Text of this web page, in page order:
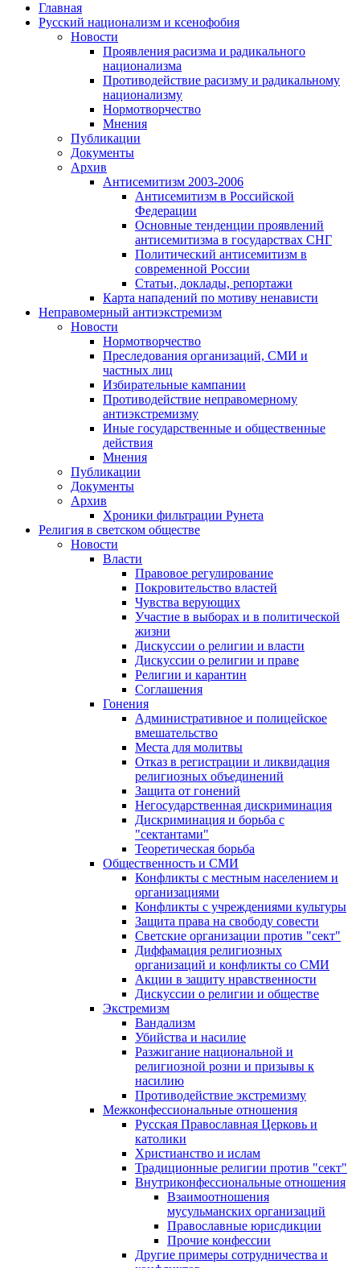
Главная
Русский национализм и ксенофобия
Новости
Проявления расизма и радикального
национализма
Противодействие расизму и радикальному
национализму
Нормотворчество
Мнения
Публикации
Документы
Архив
Антисемитизм 2003-2006
Антисемитизм в Российской
Федерации
Основные тенденции проявлений
антисемитизма в государствах СНГ
Политический антисемитизм в
современной России
Статьи, доклады, репортажи
Карта нападений по мотиву ненависти
Неправомерный антиэкстремизм
Новости
Нормотворчество
Преследования организаций, СМИ и
частных лиц
Избирательные кампании
Противодействие неправомерному
антиэкстремизму
Иные государственные и общественные
действия
Мнения
Публикации
Документы
Архив
Хроники фильтрации Рунета
Религия в светском обществе
Новости
Власти
Правовое регулирование
Покровительство властей
Чувства верующих
Участие в выборах и в политической
жизни
Дискуссии о религии и власти
Дискуссии о религии и праве
Религии и карантин
Соглашения
Гонения
Административное и полицейское
вмешательство
Места для молитвы
Отказ в регистрации и ликвидация
религиозных объединений
Защита от гонений
Негосударственная дискриминация
Дискриминация и борьба с
"сектантами"
Теоретическая борьба
Общественность и СМИ
Конфликты с местным населением и
организациями
Конфликты с учреждениями культуры
Защита права на свободу совести
Светские организации против "сект"
Диффамация религиозных
организаций и конфликты со СМИ
Акции в защиту нравственности
Дискуссии о религии и обществе
Экстремизм
Вандализм
Убийства и насилие
Разжигание национальной и
религиозной розни и призывы к
насилию
Противодействие экстремизму
Межконфессиональные отношения
Русская Православная Церковь и
католики
Христианство и ислам
Традиционные религии против "сект"
Внутриконфессиональные отношения
Взаимоотношения
мусульманских организаций
Православные юрисдикции
Прочие конфессии
Другие примеры сотрудничества и